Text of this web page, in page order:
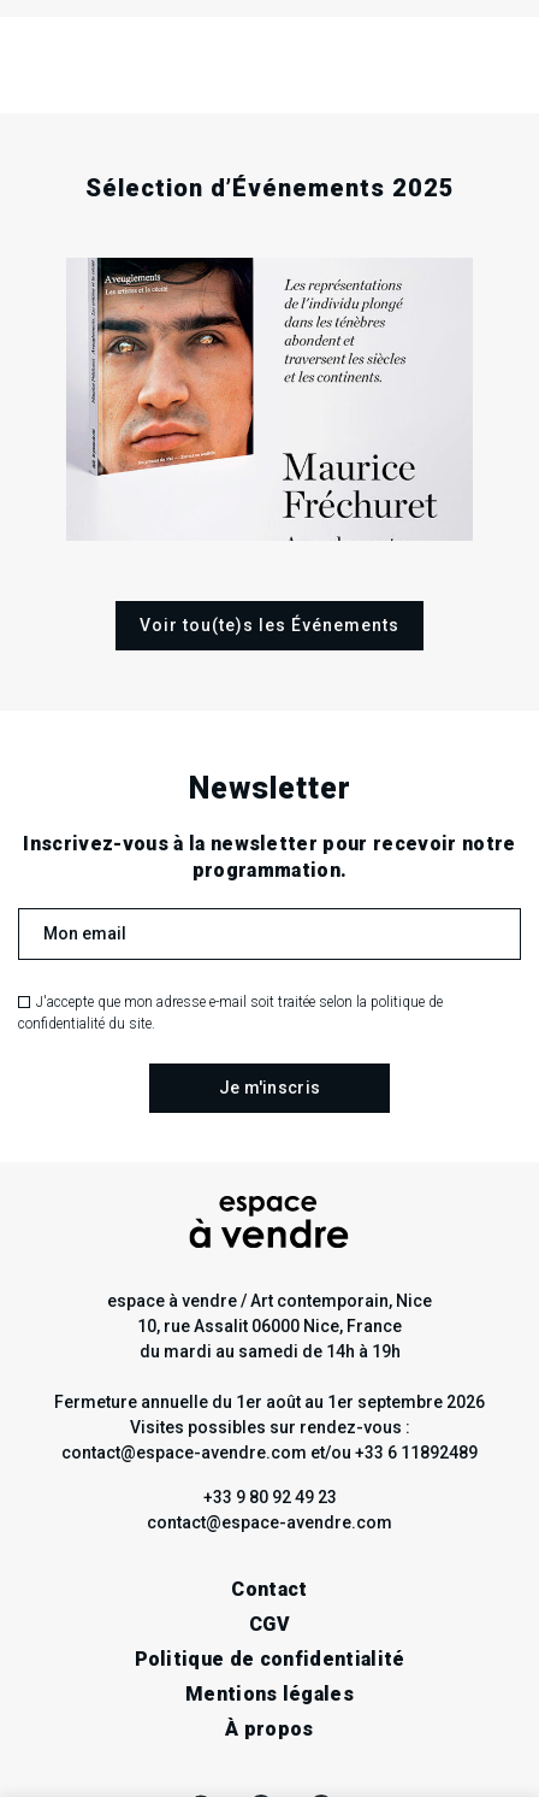
Sélection d’Événements 2025
20
Jeu
Nov
2025
Voir tou(te)s les Événements
Newsletter
Inscrivez-vous à la newsletter pour recevoir notre
programmation.
J'accepte que mon adresse e-mail soit traitée selon la politique de
confidentialité du site.
espace à vendre / Art contemporain, Nice
10, rue Assalit 06000 Nice, France
du mardi au samedi de 14h à 19h
Fermeture annuelle du 1er août au 1er septembre 2026
Visites possibles sur rendez-vous :
contact@espace-avendre.com et/ou +33 6 11892489
+33 9 80 92 49 23
contact@espace-avendre.com
Contact
CGV
Politique de confidentialité
Mentions légales
À propos
RECHERCHE EN COURS
. .